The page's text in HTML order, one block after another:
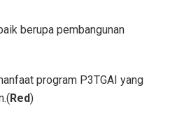
berupa pembangunan
program P3TGAI yang
Red)